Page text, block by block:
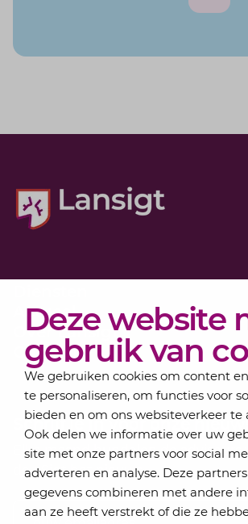
Deze website
gebruik van
We gebruiken cookies om content
te personaliseren, om functies voor
bieden en om ons websiteverkeer te
Ook delen we informatie over uw
site met onze partners voor social
adverteren en analyse. Deze
gegevens combineren met andere
aan ze heeft verstrekt of die ze
Actueel
Over Lansigt
Contact
Schrijf je in voor onze
Elke maand bundelen de adviseurs
de eSigt het nieuws.
Jouw emailadres